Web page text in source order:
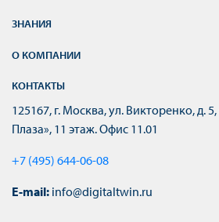
ЗНАНИЯ
О КОМПАНИИ
КОНТАКТЫ
125167, г. Москва, ул. Викторенко, д.
Плаза», 11 этаж. Офис 11.01
+7 (495) 644-06-08
E-mail: info@digitaltwin.ru